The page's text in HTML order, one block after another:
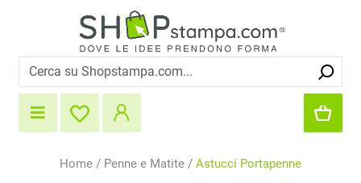
Home / Penne e Matite / Astucci Portapenne